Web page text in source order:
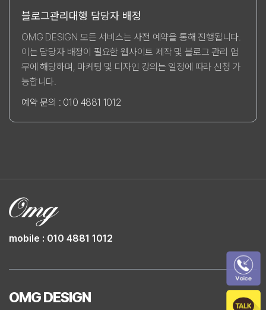
블로그관리대행 담당자 배정
OMG DESIGN 모든 서비스는 사전 예약을 통해 진행됩니다.
이는 담당자 배정이 필요한 웹사이트 제작 및 블로그 관리 업
무에 해당하며, 마케팅 및 디자인 강의는 일정에 따라 신청 가
능합니다.
예약 문의 : 010 4881 1012
OMG DESIGN
mobile : 010 4881 1012